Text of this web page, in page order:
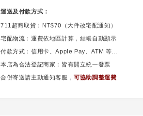
運送及付款方式：
711超商取貨：NT$70（大件改宅配通知）
宅配物流：運費依地區計算，結帳自動顯示
付款方式：信用卡、Apple Pay、ATM 等...
本店為合法登記商家：皆有開立統一發票
合併寄送請主動通知客服，可協助調整運費